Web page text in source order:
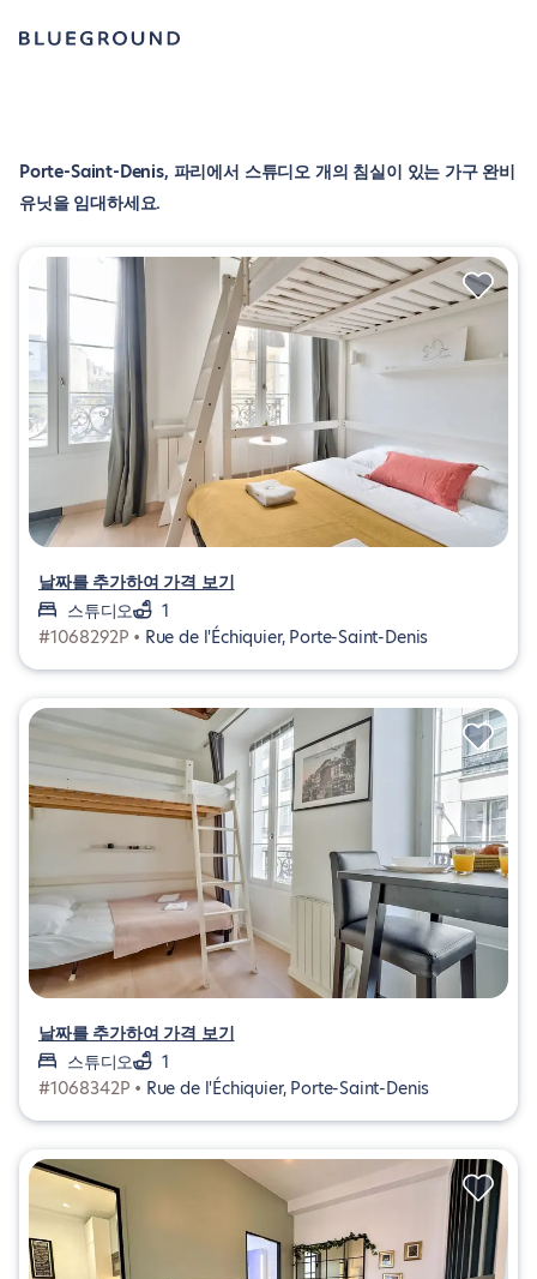
Porte-Saint-Denis, 파리에서 스튜디오 개의 침실이 있는 가구 완비
유닛을 임대하세요.
날짜를 추가하여 가격 보기
스튜디오
1
#1068292P • Rue de l'Échiquier, Porte-Saint-Denis
날짜를 추가하여 가격 보기
스튜디오
1
#1068342P • Rue de l'Échiquier, Porte-Saint-Denis